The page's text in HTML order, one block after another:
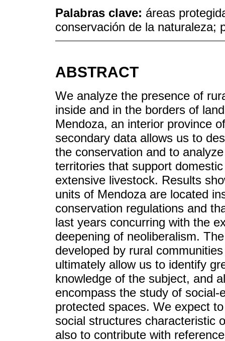
Palabras clave: áreas
conservación de la naturaleza;
ABSTRACT
We analyze the presence of
inside and in the borders of
Mendoza, an interior province
secondary data allows us to
the conservation and to
territories that support
extensive livestock. Results
units of Mendoza are located
conservation regulations and
last years concurring with the
deepening of neoliberalism.
developed by rural
ultimately allow us to identify
knowledge of the subject, and
encompass the study of
protected spaces. We expect
social structures characteristic
also to contribute with